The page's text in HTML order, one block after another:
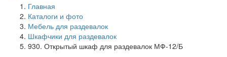
Главная
Каталоги и фото
Мебель для раздевалок
Шкафчики для раздевалок
930. Открытый шкаф для раздевалок МФ-12/Б